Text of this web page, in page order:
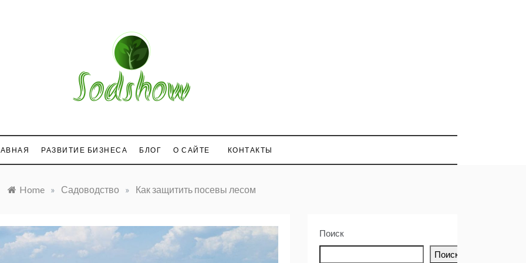
РАЗВИТИЕ БИЗНЕСА БЛОГ О САЙТЕ КОНТАКТЫ
Home » Садоводство » Как защитить посевы лесом
Поиск
Поиск